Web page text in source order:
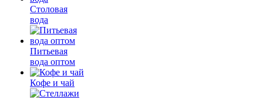
Столовая
вода
Питьевая
вода оптом
Кофе и чай